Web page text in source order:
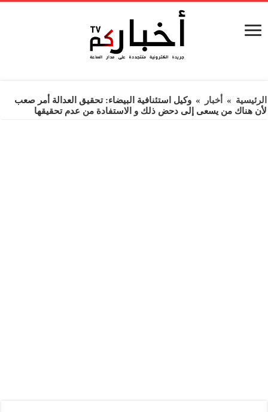
الرئيسية » أخبار » وكيل استئنافية البيضاء: تحقيق العدالة أمر صعب
لأن هناك من يسعى إلى دحض ذلك و الاستفادة من عدم تحقيقها